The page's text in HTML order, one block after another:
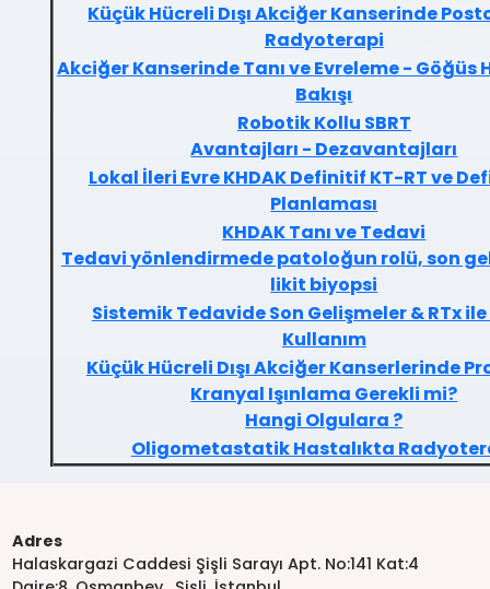
Küçük Hücreli Dışı Akciğer Kanserinde
Radyoterapi
Akciğer Kanserinde Tanı ve Evreleme - Göğüs
Bakışı
Robotik Kollu SBRT
Avantajları - Dezavantajları
Lokal İleri Evre KHDAK Definitif KT-RT ve
Planlaması
KHDAK Tanı ve Tedavi
Tedavi yönlendirmede patoloğun rolü, son
likit biyopsi
Sistemik Tedavide Son Gelişmeler & RTx
Kullanım
Küçük Hücreli Dışı Akciğer Kanserlerinde
Kranyal Işınlama Gerekli mi?
Hangi Olgulara ?
Oligometastatik Hastalıkta
Adres
Halaskargazi Caddesi Şişli Sarayı Apt. No:141 Kat:4